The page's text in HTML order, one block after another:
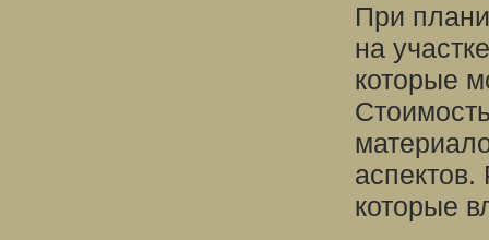
При
на
которые
которые